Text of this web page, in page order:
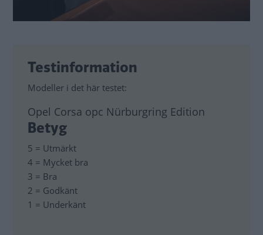
Testinformation
Modeller i det här testet:
Opel Corsa opc Nürburgring Edition
Betyg
5 = Utmärkt
4 = Mycket bra
3 = Bra
2 = Godkänt
1 = Underkänt